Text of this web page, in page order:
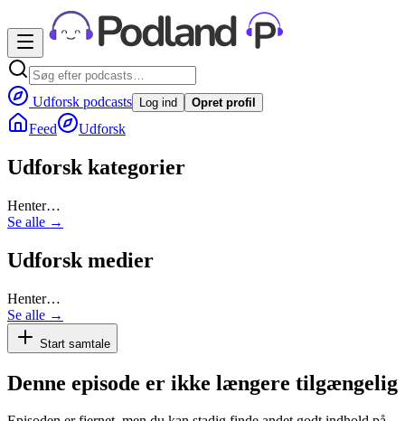
Udforsk podcasts Log ind Opret profil
Feed Udforsk
Udforsk kategorier
Henter…
Se alle →
Udforsk medier
Henter…
Se alle →
Start samtale
Denne episode er ikke længere tilgængelig